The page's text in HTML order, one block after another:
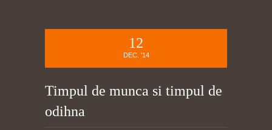
12
DEC. '14
Timpul de munca si timpul de
odihna